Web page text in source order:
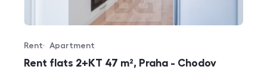
Rent flats 2+KT 47 m², Praha - Chodov
Offer type
Rent
Property type
Apartment